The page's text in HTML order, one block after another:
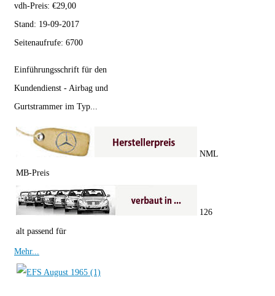
vdh-Preis: €29,00
Stand: 19-09-2017
Seitenaufrufe: 6700
Einführungsschrift für den
Kundendienst - Airbag und
Gurtstrammer im Typ...
MB-Preis
NML
alt passend für
126
Mehr...